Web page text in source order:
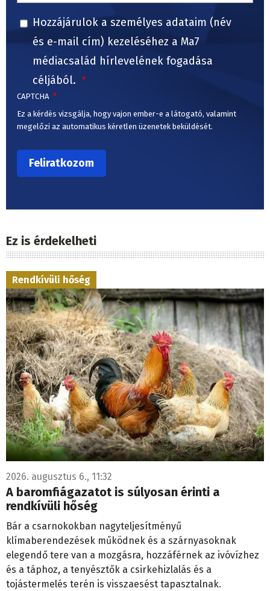
Hozzájárulok a személyes adataim (név
és e-mail cím) kezeléséhez a Ma7
médiacsalád hírlevelének fogadása
céljából.
CAPTCHA
Ez a kérdés vizsgálja, hogy vajon ember-e a látogató, valamint
megelőzi az automatikus kéretlen üzenetek beküldését.
Ez is érdekelheti
Rendkívüli hőség
2026. augusztus 6., 11:32
A baromfiágazatot is súlyosan érinti a
rendkívüli hőség
Bár a csarnokokban nagyteljesítményű
klímaberendezések működnek és a szárnyasoknak
elegendő tere van a mozgásra, hozzáférnek az ivóvízhez
és a táphoz, a tenyésztők a csirkehizlalás és a
tojástermelés terén is visszaesést tapasztalnak.